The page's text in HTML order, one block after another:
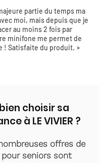
partie du temps ma
moi, mais depuis que je
au moins 2 fois par
minifone me permet de
! Satisfaite du produit. »
choisir sa
à LE VIVIER ?
offres de
seniors sont